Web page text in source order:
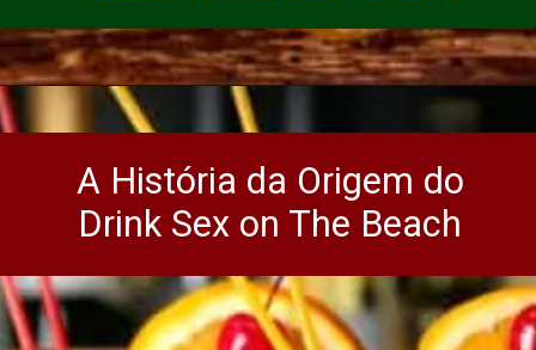
A História da Origem do
Drink Sex on The Beach